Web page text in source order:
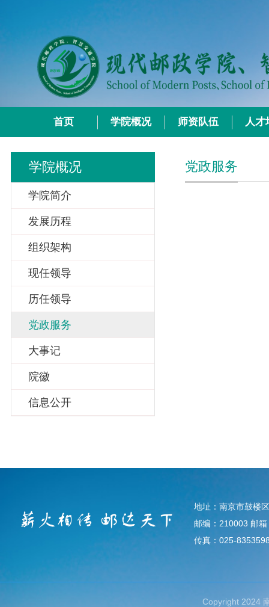
首页 学院概况 师资队伍 人才
学院概况
学院简介
发展历程
组织架构
现任领导
历任领导
党政服务
大事记
院徽
信息公开
党政服务
地址：南京市鼓楼
邮编：210003 邮
传真：025-
Copyright 2024